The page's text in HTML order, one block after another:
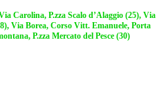
Carolina, P.zza Scalo d’Alaggio (25), Via
Via Borea, Corso Vitt. Emanuele, Porta
P.zza Mercato del Pesce (30)